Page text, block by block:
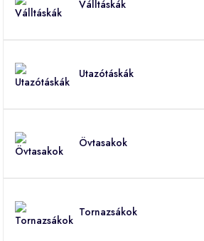
Válltáskák
Utazótáskák
Övtasakok
Tornazsákok